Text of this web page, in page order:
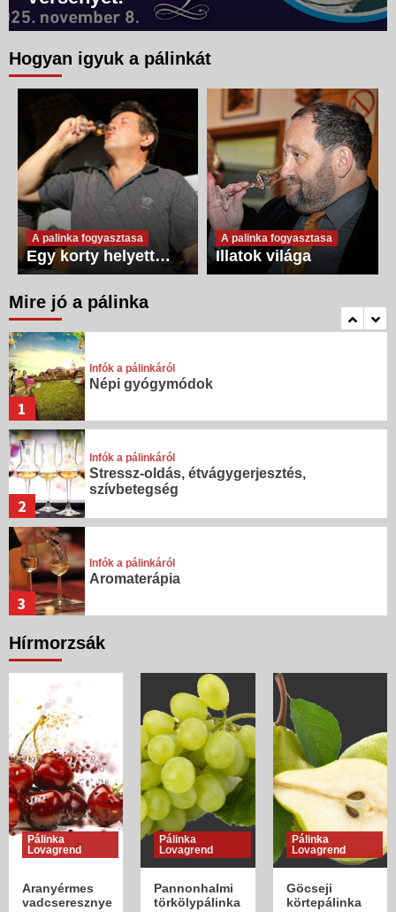
Hogyan igyuk a pálinkát
A palinka fogyasztasa
Egy korty helyett…
A palinka fogyasztasa
Illatok világa
Mire jó a pálinka
Infók a pálinkáról
szívbetegség
3
Infók a pálinkáról
Aromaterápia
4
1
Infók a pálinkáról
Népi gyógymódok
2
Infók a pálinkáról
Stressz-oldás, étvágygerjesztés,
szívbetegség
3
Infók a pálinkáról
Aromaterápia
4
Fertőtlenítés
1
Infók a pálinkáról
Népi gyógymódok
2
Infók a pálinkáról
Stressz-oldás, étvágygerjesztés,
Hírmorzsák
Pálinka
Lovagrend
Aranyérmes
vadcseresznye
Pálinka
Lovagrend
Pannonhalmi
törkölypálinka
Pálinka
Lovagrend
Göcseji
körtepálinka